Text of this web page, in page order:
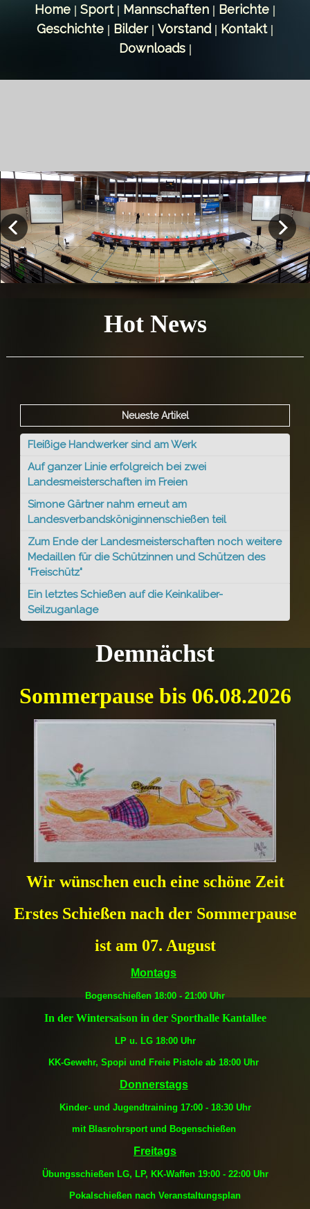
Home | Sport| Mannschaften | Berichte |
Geschichte | Bilder| Vorstand| Kontakt|
Downloads|
Hot News
Neueste Artikel
Fleißige Handwerker sind am Werk
Auf ganzer Linie erfolgreich bei zwei
Landesmeisterschaften im Freien
Simone Gärtner nahm erneut am
Landesverbandsköniginnenschießen teil
Zum Ende der Landesmeisterschaften noch weitere
Medaillen für die Schützinnen und Schützen des
"Freischütz"
Ein letztes Schießen auf die Keinkaliber-
Seilzuganlage
Demnächst
Sommerpause bis 06.08.2026
Wir wünschen euch eine schöne Zeit
Erstes Schießen nach der Sommerpause
ist am 07. August
Montags
Bogenschießen 18:00 - 21:00 Uhr
In der Wintersaison in der Sporthalle Kantallee
LP u. LG 18:00 Uhr
KK-Gewehr, Spopi und Freie Pistole ab 18:00 Uhr
Donnerstags
Kinder- und Jugendtraining 17:00 - 18:30 Uhr
mit Blasrohrsport und Bogenschießen
Freitags
Übungsschießen LG, LP, KK-Waffen 19:00 - 22:00 Uhr
Pokalschießen nach Veranstaltungsplan